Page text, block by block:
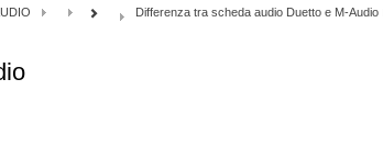
Differenza tra scheda audio Duetto e M-Audio